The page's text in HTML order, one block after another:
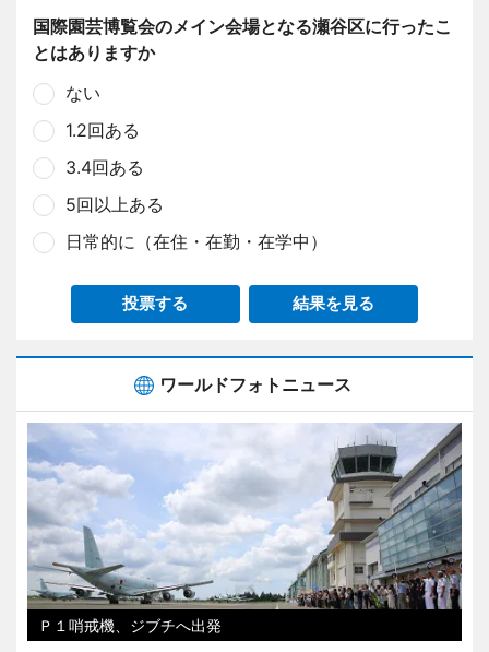
国際園芸博覧会のメイン会場となる瀬谷区に行ったこ
とはありますか
ない
1.2回ある
3.4回ある
5回以上ある
日常的に（在住・在勤・在学中）
投票する 結果を見る
ワールドフォトニュース
Ｐ１哨戒機、ジブチへ出発